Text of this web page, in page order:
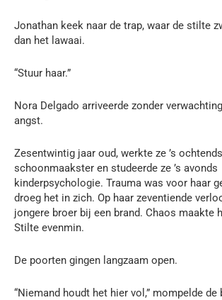
Jonathan keek naar de trap, waar de stilte
dan het lawaai.
“Stuur haar.”
Nora Delgado arriveerde zonder
angst.
Zesentwintig jaar oud, werkte ze ’s
schoonmaakster en studeerde ze ’s avonds
kinderpsychologie. Trauma was voor haar
droeg het in zich. Op haar zeventiende
jongere broer bij een brand. Chaos maakte
Stilte evenmin.
De poorten gingen langzaam open.
“Niemand houdt het hier vol,” mompelde de